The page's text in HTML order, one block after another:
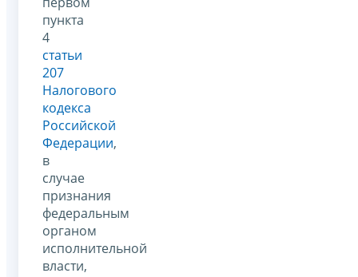
пункта
4
статьи
207
Налогового
кодекса
Российской
Федерации,
в
случае
признания
федеральным
органом
исполнительной
власти,